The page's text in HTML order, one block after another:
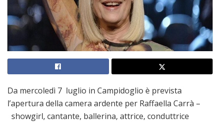
Da mercoledì 7 luglio in Campidoglio è prevista
l’apertura della camera ardente per Raffaella Carrà –
showgirl, cantante, ballerina, attrice, conduttrice